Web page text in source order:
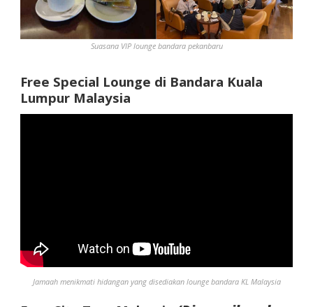
Suasana VIP lounge bandara pekanbaru
Free Special Lounge di Bandara Kuala
Lumpur Malaysia
Jamaah menikmati hidangan yang disediakan lounge bandara KL Malaysia